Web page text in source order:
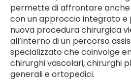
permette di affrontare anche
con un approccio integrato e
nuova procedura chirurgica
all’interno di un percorso
specializzato che coinvolge
chirurghi vascolari, chirurghi
generali e ortopedici.